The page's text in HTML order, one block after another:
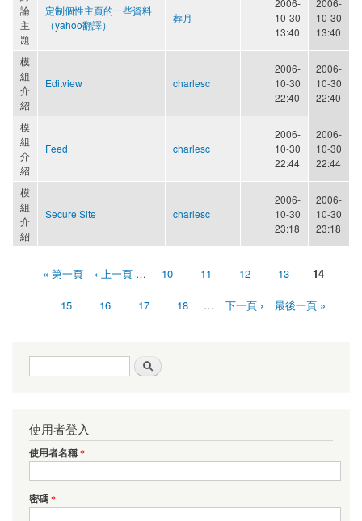
論
主
題
定制個性主頁的一些資料
（yahoo翻譯）
葬月
10-30
13:40
10-30
13:40
模
組
介
紹
Editview charlesc
2006-
10-30
22:40
2006-
10-30
22:40
模
組
介
紹
Feed charlesc
2006-
10-30
22:44
2006-
10-30
22:44
模
組
介
紹
Secure Site charlesc
2006-
10-30
23:18
2006-
10-30
23:18
« 第一頁 ‹ 上一頁 … 10 11 12 13 14
15 16 17 18 … 下一頁 › 最後一頁 »
搜尋表單
使用者登入
使用者名稱*
密碼*